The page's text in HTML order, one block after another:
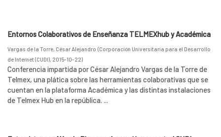
Entornos Colaborativos de Enseñanza TELMEXhub y Académica
Vargas de la Torre, César Alejandro (Corporación Universitaria para el Desarrollo
de Internet (CUDI), 2015-10-22)
Conferencia impartida por César Alejandro Vargas de la Torre de
Telmex, una plática sobre las herramientas colaborativas que se
cuentan en la plataforma Académica y las distintas instalaciones
de Telmex Hub en la república. ...